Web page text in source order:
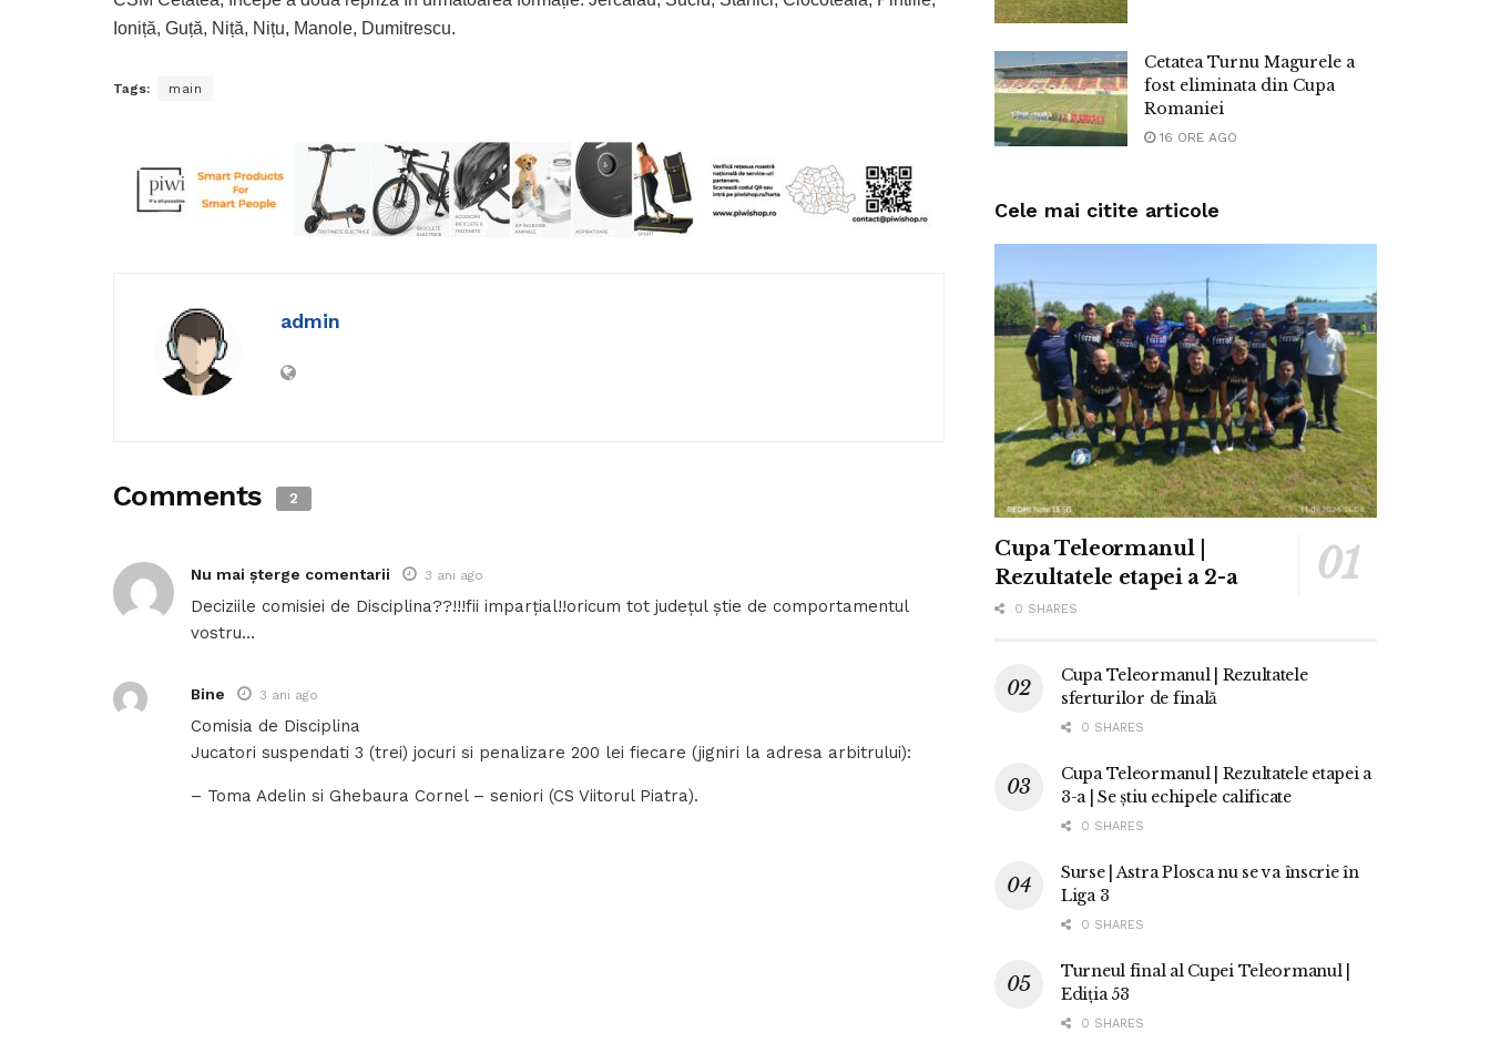
Ioniță, Guță, Niță, Nițu, Manole, Dumitrescu.
Tags: main
admin
Comments 2
Nu mai șterge comentarii 3 ani ago
Deciziile comisiei de Disciplina??!!!fii imparțial!!oricum tot județul știe de comportamentul
vostru…
Bine 3 ani ago
Comisia de Disciplina
Jucatori suspendati 3 (trei) jocuri si penalizare 200 lei fiecare (jigniri la adresa arbitrului):
– Toma Adelin si Ghebaura Cornel – seniori (CS Viitorul Piatra).
Cetatea Turnu Magurele a
fost eliminata din Cupa
Romaniei
16 ORE AGO
Cele mai citite articole
Cupa Teleormanul |
Rezultatele etapei a 2-a
0 SHARES
Cupa Teleormanul | Rezultatele
sferturilor de finală
0 SHARES
Cupa Teleormanul | Rezultatele etapei a
3-a | Se știu echipele calificate
0 SHARES
Surse | Astra Plosca nu se va înscrie în
Liga 3
0 SHARES
Turneul final al Cupei Teleormanul |
Ediția 53
0 SHARES